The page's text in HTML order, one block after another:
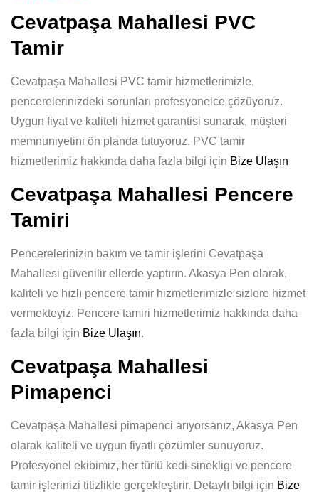
Cevatpaşa Mahallesi PVC
Tamir
Cevatpaşa Mahallesi PVC tamir hizmetlerimizle,
pencerelerinizdeki sorunları profesyonelce çözüyoruz.
Uygun fiyat ve kaliteli hizmet garantisi sunarak, müşteri
memnuniyetini ön planda tutuyoruz. PVC tamir
hizmetlerimiz hakkında daha fazla bilgi için Bize Ulaşın
Cevatpaşa Mahallesi Pencere
Tamiri
Pencerelerinizin bakım ve tamir işlerini Cevatpaşa
Mahallesi güvenilir ellerde yaptırın. Akasya Pen olarak,
kaliteli ve hızlı pencere tamir hizmetlerimizle sizlere hizmet
vermekteyiz. Pencere tamiri hizmetlerimiz hakkında daha
fazla bilgi için Bize Ulaşın.
Cevatpaşa Mahallesi
Pimapenci
Cevatpaşa Mahallesi pimapenci arıyorsanız, Akasya Pen
olarak kaliteli ve uygun fiyatlı çözümler sunuyoruz.
Profesyonel ekibimiz, her türlü kedi-sinekligi ve pencere
tamir işlerinizi titizlikle gerçekleştirir. Detaylı bilgi için Bize